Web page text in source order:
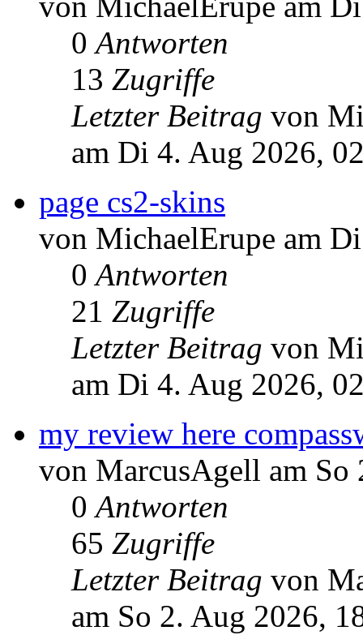
0Antworten
13 Zugriffe
Letzter Beitrag von
am Di 4. Aug 2026,
page cs2-skins
von MichaelErupe am
0Antworten
21 Zugriffe
Letzter Beitrag von
am Di 4. Aug 2026,
my review here
von MarcusAgell am So
0Antworten
65 Zugriffe
Letzter Beitrag von
am So 2. Aug 2026,